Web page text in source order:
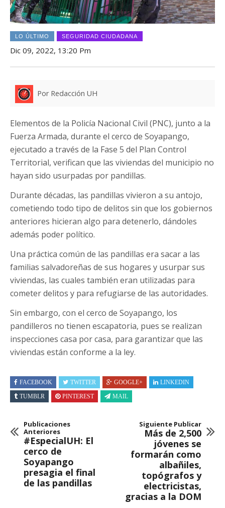
LO ÚLTIMO SEGURIDAD CIUDADANA
Dic 09, 2022, 13:20 Pm
Por Redacción UH
Elementos de la Policía Nacional Civil (PNC), junto a la
Fuerza Armada, durante el cerco de Soyapango,
ejecutado a través de la Fase 5 del Plan Control
Territorial, verifican que las viviendas del municipio no
hayan sido usurpadas por pandillas.
Durante décadas, las pandillas vivieron a su antojo,
cometiendo todo tipo de delitos sin que los gobiernos
anteriores hicieran algo para detenerlo, dándoles
además poder político.
Una práctica común de las pandillas era sacar a las
familias salvadoreñas de sus hogares y usurpar sus
viviendas, las cuales también eran utilizadas para
cometer delitos y para refugiarse de las autoridades.
Sin embargo, con el cerco de Soyapango, los
pandilleros no tienen escapatoria, pues se realizan
inspecciones casa por casa, para garantizar que las
viviendas están conforme a la ley.
FACEBOOK TWITTER GOOGLE+
LINKEDIN
TUMBLR
PINTEREST MAIL
Publicaciones
Anteriores
#EspecialUH: El
cerco de
Soyapango
presagia el final
de las pandillas
Siguiente Publicar
Más de 2,500
jóvenes se
formarán como
albañiles,
topógrafos y
electricistas,
gracias a la DOM